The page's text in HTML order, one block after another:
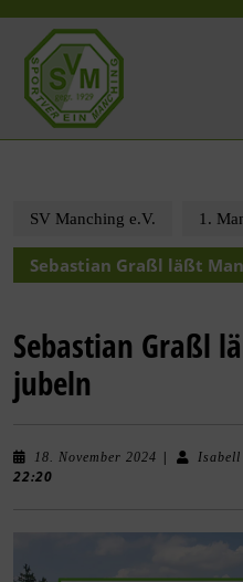
SV Manching e.V. 1.
Sebastian Graßl läßt
Sebastian Graßl
jubeln
18. November 2024 |
22:20